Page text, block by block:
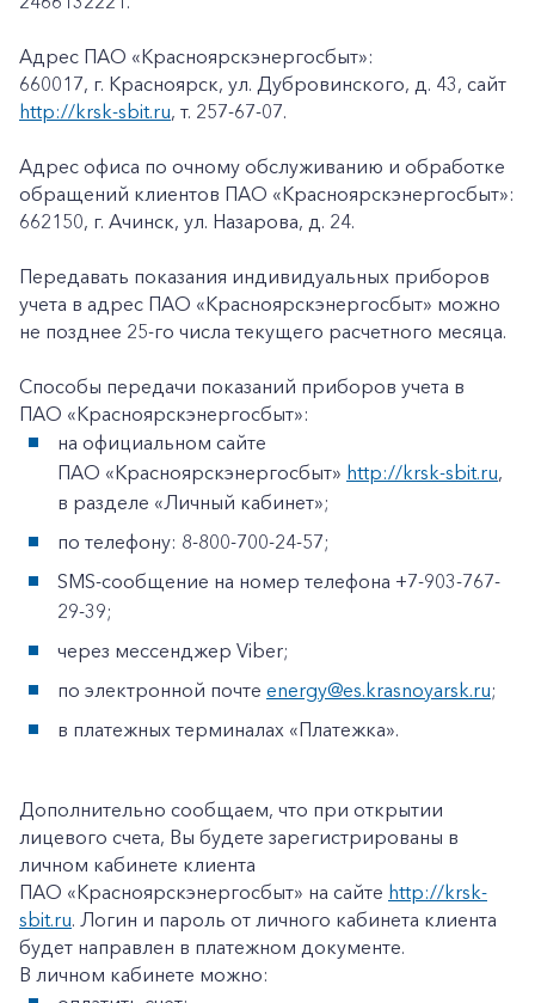
Адрес ПАО «Красноярскэнергосбыт»:
660017, г. Красноярск, ул. Дубровинского, д. 43, сайт
http://krsk-sbit.ru, т. 257-67-07.
Адрес офиса по очному обслуживанию и обработке
обращений клиентов ПАО «Красноярскэнергосбыт»:
662150, г. Ачинск, ул. Назарова, д. 24.
Передавать показания индивидуальных приборов
учета в адрес ПАО «Красноярскэнергосбыт» можно
не позднее 25-го числа текущего расчетного месяца.
Способы передачи показаний приборов учета в
ПАО «Красноярскэнергосбыт»:
на официальном сайте
ПАО «Красноярскэнергосбыт» http://krsk-sbit.ru,
в разделе «Личный кабинет»;
по телефону: 8-800-700-24-57;
SMS-сообщение на номер телефона +7-903-767-
29-39;
через мессенджер Viber;
по электронной почте energy@es.krasnoyarsk.ru;
в платежных терминалах «Платежка».
Дополнительно сообщаем, что при открытии
лицевого счета, Вы будете зарегистрированы в
личном кабинете клиента
ПАО «Красноярскэнергосбыт» на сайте http://krsk-
sbit.ru. Логин и пароль от личного кабинета клиента
будет направлен в платежном документе.
В личном кабинете можно: